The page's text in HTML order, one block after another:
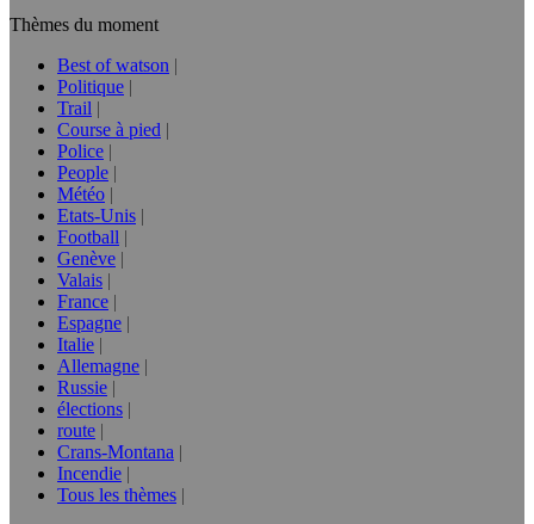
Thèmes du moment
Best of watson
Politique
Trail
Course à pied
Police
People
Météo
Etats-Unis
Football
Genève
Valais
France
Espagne
Italie
Allemagne
Russie
élections
route
Crans-Montana
Incendie
Tous les thèmes